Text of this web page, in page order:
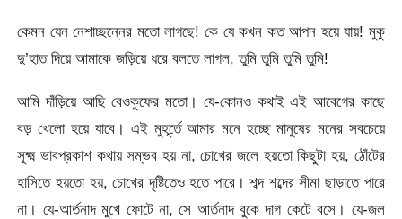
কেমন যেন নেশাচ্ছন্নের মতো লাগছে! কে যে কখন কত আপন হয়ে যায়! মুকু
দু’হাত দিয়ে আমাকে জড়িয়ে ধরে বলতে লাগল, তুমি তুমি তুমি তুমি!
আমি দাঁড়িয়ে আছি বেওকুফের মতো। যে-কোনও কথাই এই আবেগের কাছে
বড় খেলো হয়ে যাবে। এই মুহূর্তে আমার মনে হচ্ছে মানুষের মনের সবচেয়ে
সূক্ষ্ম ভাবপ্রকাশ কথায় সম্ভব হয় না, চোখের জলে হয়তো কিছুটা হয়, ঠোঁটের
হাসিতে হয়তো হয়, চোখের দৃষ্টিতেও হতে পারে। শব্দ শব্দের সীমা ছাড়াতে পারে
না। যে-আর্তনাদ মুখে ফোটে না, সে আর্তনাদ বুকে দাগ কেটে বসে। যে-জল